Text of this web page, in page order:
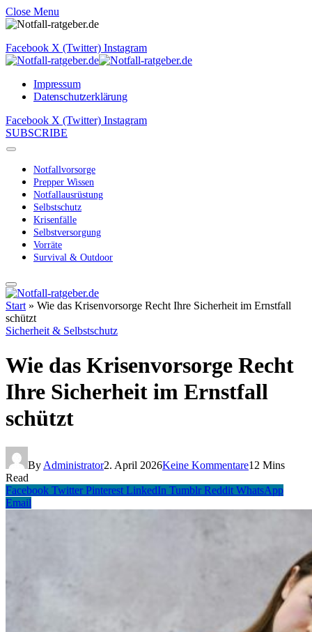
Close Menu
Facebook X (Twitter) Instagram
Impressum
Datenschutzerklärung
Facebook X (Twitter) Instagram
SUBSCRIBE
Notfallvorsorge
Prepper Wissen
Notfallausrüstung
Selbstschutz
Krisenfälle
Selbstversorgung
Vorräte
Survival & Outdoor
Start » Wie das Krisenvorsorge Recht Ihre Sicherheit im Ernstfall
schützt
Sicherheit & Selbstschutz
Wie das Krisenvorsorge Recht
Ihre Sicherheit im Ernstfall
schützt
By Administrator2. April 2026Keine Kommentare12 Mins
Read
Facebook Twitter Pinterest LinkedIn Tumblr Reddit WhatsApp
Email